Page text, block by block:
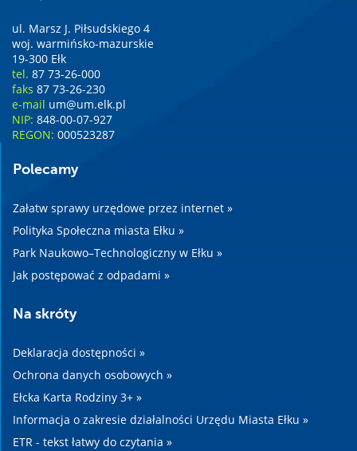
ul. Marsz J. Piłsudskiego 4
woj. warmińsko-mazurskie
19-300 Ełk
tel. 87 73-26-000
faks 87 73-26-230
e-mail um@um.elk.pl
NIP: 848-00-07-927
REGON: 000523287
Polecamy
Załatw sprawy urzędowe przez internet »
Polityka Społeczna miasta Ełku »
Park Naukowo–Technologiczny w Ełku »
Jak postępować z odpadami »
Na skróty
Deklaracja dostępności »
Ochrona danych osobowych »
Ełcka Karta Rodziny 3+ »
Informacja o zakresie działalności Urzędu Miasta Ełku »
ETR - tekst łatwy do czytania »